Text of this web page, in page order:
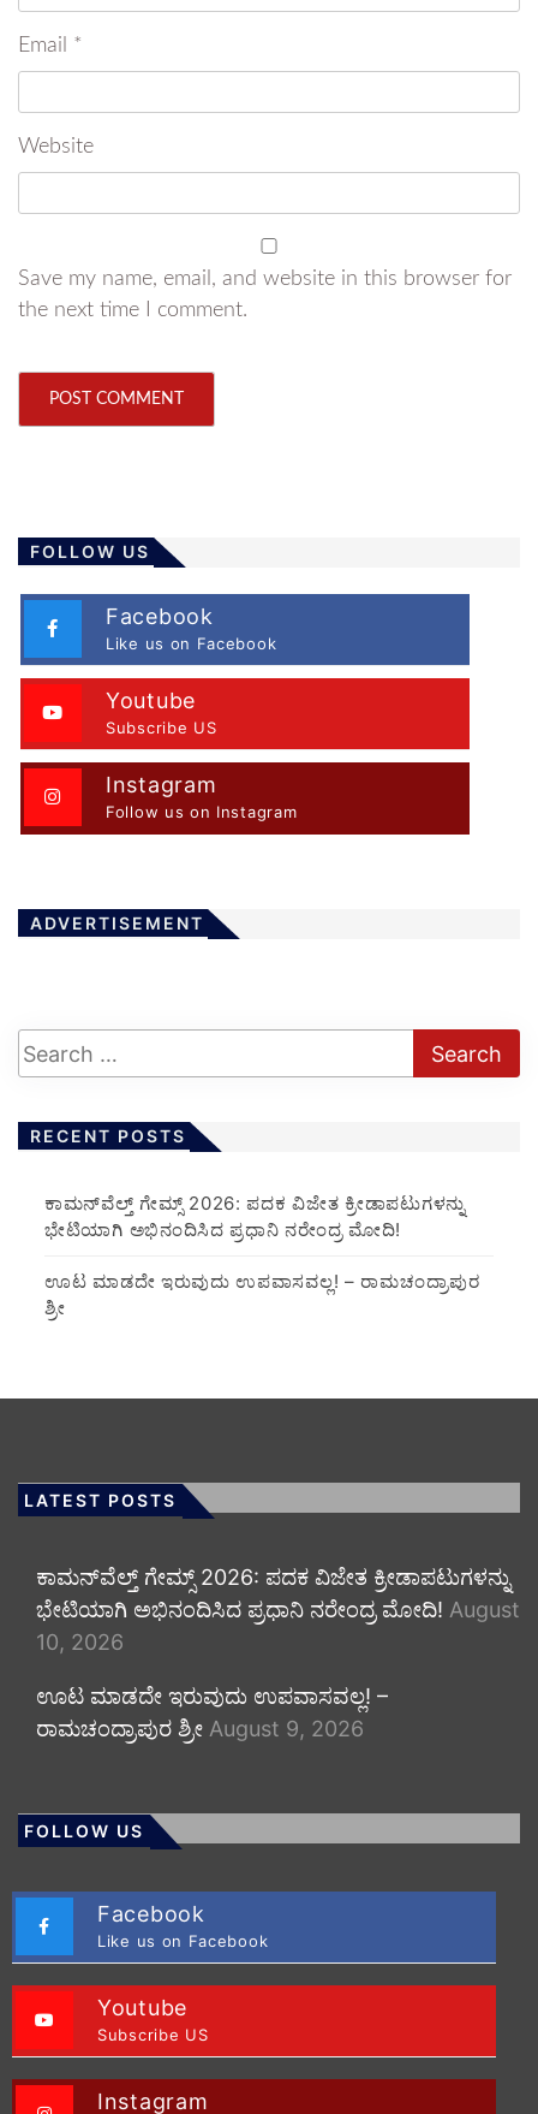
Email *
Website
Save my name, email, and website in this browser for
the next time I comment.
FOLLOW US
Facebook
Like us on Facebook
Youtube
Subscribe US
Instagram
Follow us on Instagram
ADVERTISEMENT
RECENT POSTS
ಕಾಮನ್‌ವೆಲ್ತ್ ಗೇಮ್ಸ್ 2026: ಪದಕ ವಿಜೇತ ಕ್ರೀಡಾಪಟುಗಳನ್ನು
ಭೇಟಿಯಾಗಿ ಅಭಿನಂದಿಸಿದ ಪ್ರಧಾನಿ ನರೇಂದ್ರ ಮೋದಿ!
ಊಟ ಮಾಡದೇ ಇರುವುದು ಉಪವಾಸವಲ್ಲ! – ರಾಮಚಂದ್ರಾಪುರ
ಶ್ರೀ
LATEST POSTS
ಕಾಮನ್‌ವೆಲ್ತ್ ಗೇಮ್ಸ್ 2026: ಪದಕ ವಿಜೇತ ಕ್ರೀಡಾಪಟುಗಳನ್ನು
ಭೇಟಿಯಾಗಿ ಅಭಿನಂದಿಸಿದ ಪ್ರಧಾನಿ ನರೇಂದ್ರ ಮೋದಿ! August
10, 2026
ಊಟ ಮಾಡದೇ ಇರುವುದು ಉಪವಾಸವಲ್ಲ! –
ರಾಮಚಂದ್ರಾಪುರ ಶ್ರೀ August 9, 2026
FOLLOW US
Facebook
Like us on Facebook
Youtube
Subscribe US
Instagram